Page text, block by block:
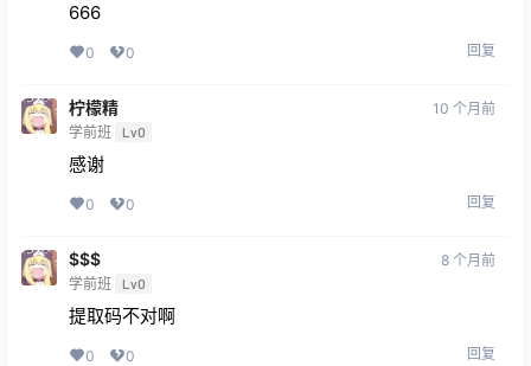
666
0 0 回复
柠檬精
学前班 Lv0
10 个月前
感谢
0 0 回复
$$$
学前班 Lv0
8 个月前
提取码不对啊
0 0 回复